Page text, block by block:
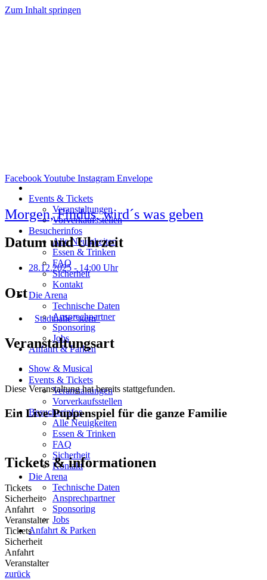
Zum Inhalt springen
Events & Tickets
Veranstaltungen
Vorverkaufsstellen
Besucherinfos
Alle Neuigkeiten
Essen & Trinken
FAQ
Sicherheit
Kontakt
Die Arena
Technische Daten
Ansprechpartner
Sponsoring
Jobs
Anfahrt & Parken
Events & Tickets
Veranstaltungen
Vorverkaufsstellen
Besucherinfos
Alle Neuigkeiten
Essen & Trinken
FAQ
Sicherheit
Kontakt
Die Arena
Technische Daten
Ansprechpartner
Sponsoring
Jobs
Anfahrt & Parken
FacebookYoutube Instagram Envelope
Morgen, Findus, wird´s was geben
Datum und Uhrzeit
28.12.2025 - 14:00 Uhr
Ort
Stadthalle "stern"
Veranstaltungsart
Show & Musical
Diese Veranstaltung hat bereits stattgefunden.
Ein Live-Puppenspiel für die ganze Familie
Tickets & informationen
Tickets
Sicherheit
Anfahrt
Veranstalter
Tickets
Sicherheit
Anfahrt
Veranstalter
zurück